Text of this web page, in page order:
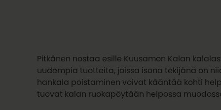
Pitkänen nostaa esille Kuusamon Kalan
uudempia tuotteita, joissa isona tekijänä on
hankala poistaminen voivat kääntää kohti
tuovat kalan ruokapöytään helpossa